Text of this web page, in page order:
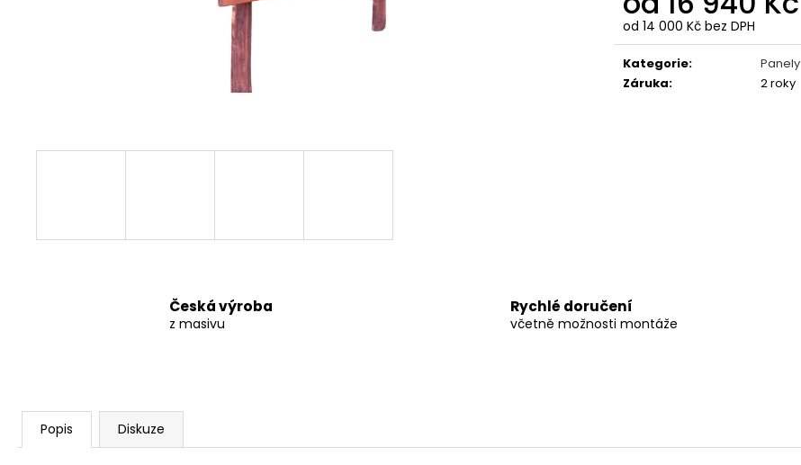
od 14 000 Kč bez DPH
Měrná
cena:
Kategorie:
Panely
Záruka: 2 roky
Česká výroba
z masivu
Rychlé doručení
včetně možnosti montáže
Popis Diskuze
45 980 Kč